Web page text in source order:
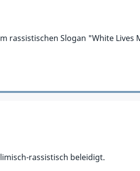
rassistischen Slogan "White Lives
rassistisch beleidigt.